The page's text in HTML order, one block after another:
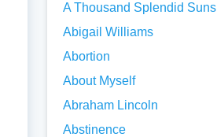
A Thousand Splendid Suns
Abigail Williams
Abortion
About Myself
Abraham Lincoln
Abstinence